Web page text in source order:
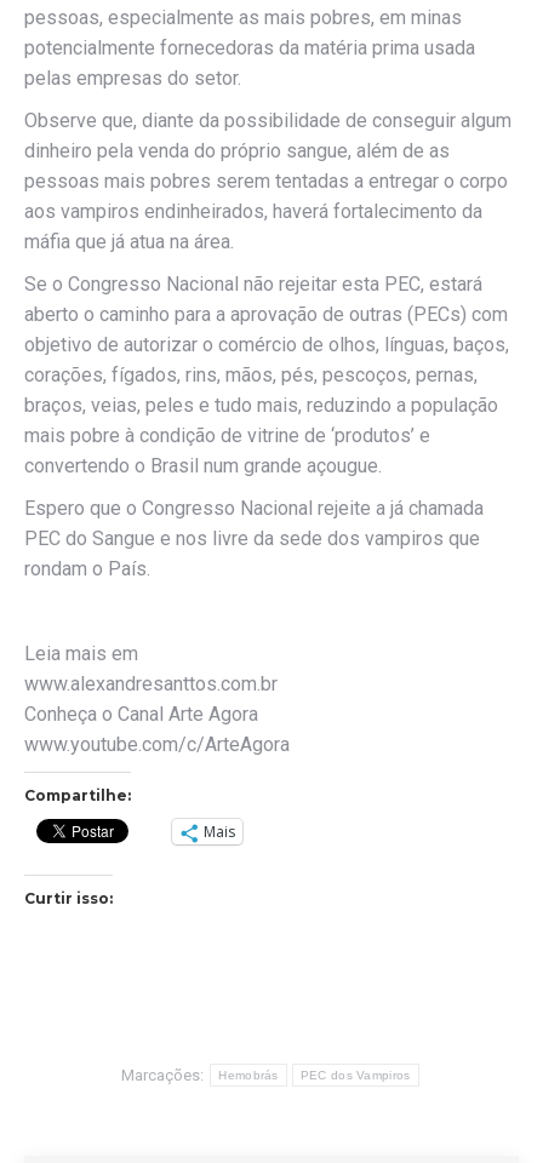
pessoas, especialmente as mais pobres, em minas
potencialmente fornecedoras da matéria prima usada
pelas empresas do setor.
Observe que, diante da possibilidade de conseguir algum
dinheiro pela venda do próprio sangue, além de as
pessoas mais pobres serem tentadas a entregar o corpo
aos vampiros endinheirados, haverá fortalecimento da
máfia que já atua na área.
Se o Congresso Nacional não rejeitar esta PEC, estará
aberto o caminho para a aprovação de outras (PECs) com
objetivo de autorizar o comércio de olhos, línguas, baços,
corações, fígados, rins, mãos, pés, pescoços, pernas,
braços, veias, peles e tudo mais, reduzindo a população
mais pobre à condição de vitrine de ‘produtos’ e
convertendo o Brasil num grande açougue.
Espero que o Congresso Nacional rejeite a já chamada
PEC do Sangue e nos livre da sede dos vampiros que
rondam o País.
Leia mais em
www.alexandresanttos.com.br
Conheça o Canal Arte Agora
www.youtube.com/c/ArteAgora
Compartilhe:
Mais
Curtir isso:
Marcações: Hemobrás PEC dos Vampiros